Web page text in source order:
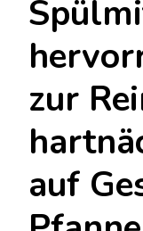
zur
auf